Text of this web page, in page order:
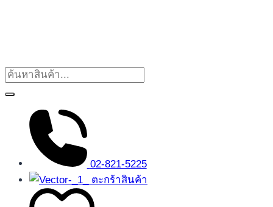
02-821-5225
ตะกร้าสินค้า